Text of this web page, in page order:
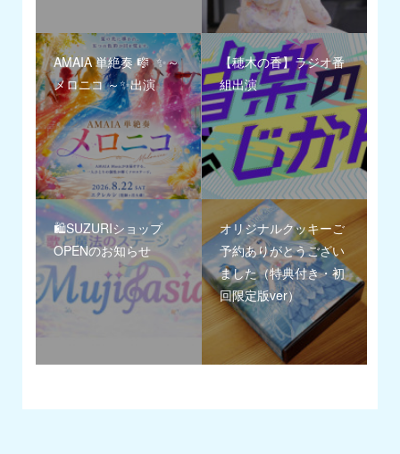
AMAIA 単絶奏 🎼 ✨～
メロニコ ～✨出演
【穂木の香】ラジオ番
組出演
🛍️SUZURIショップ
OPENのお知らせ
オリジナルクッキーご
予約ありがとうござい
ました（特典付き・初
回限定版ver）